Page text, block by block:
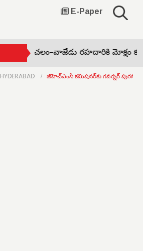
E-Paper
భద్రాచలం–వాజేడు రహదారికి మోక్షం
HYDERABAD జీహెచ్‌ఎంసీ కమిషనర్‌కు గవర్నర్